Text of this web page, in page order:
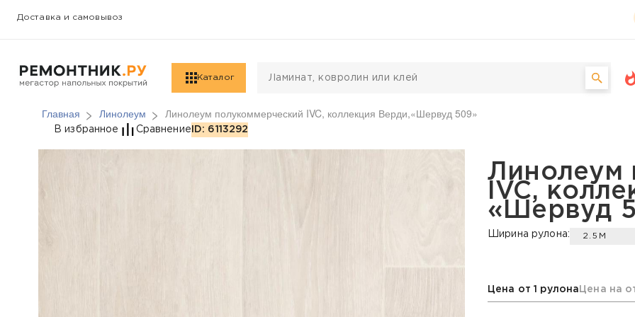
Доставка и самовывоз
Каталог
Главная Линолеум Линолеум полукоммерческий IVC, коллекция Верди,«Шервуд 509»
Линолеум полукоммерческий IVC,
В избранное Сравнение ID: 6113292
Линолеум
IVC,
«Шервуд
Ширина рулона: 2.5М
Цена от 1 рулона Цена на